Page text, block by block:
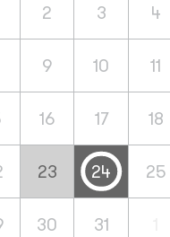
2 3 4
9 10 11
16 17 18
23 24 25
30 31